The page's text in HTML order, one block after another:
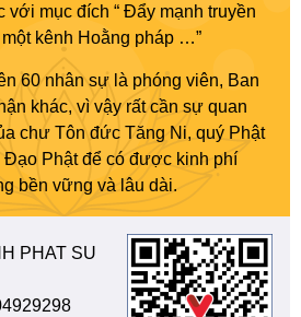
với mục đích “ Đẩy mạnh truyền
kênh Hoằng pháp …”
60 nhân sự là phóng viên, Ban
khác, vì vậy rất cần sự quan
chư Tôn đức Tăng Ni, quý Phật
Đạo Phật để có được kinh phí
bền vững và lâu dài.
PHAT SU